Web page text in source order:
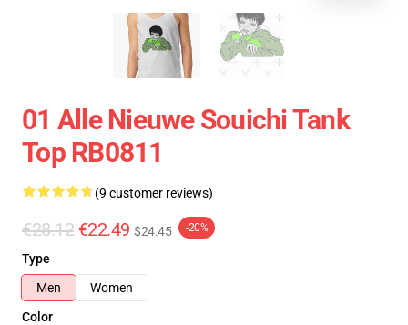
01 Alle Nieuwe Souichi Tank
Top RB0811
(9 customer reviews)
€28.12 €22.49 $24.45 -20%
Type
Men
Women
Color